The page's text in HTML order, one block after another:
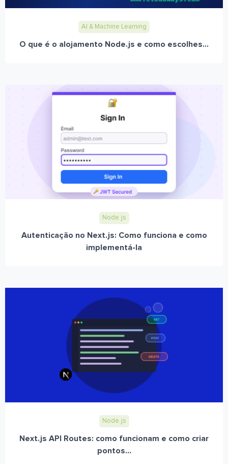
AI & Machine Learning
O que é o alojamento Node.js e como escolhes...
Node.js
Autenticação no Next.js: Como funciona e como
implementá-la
Node.js
Next.js API Routes: como funcionam e como criar
pontos...